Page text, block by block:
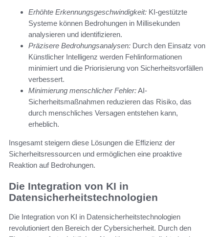
Erhöhte Erkennungsgeschwindigkeit: KI-gestützte
Systeme können Bedrohungen in Millisekunden
analysieren und identifizieren.
Präzisere Bedrohungsanalysen: Durch den Einsatz von
Künstlicher Intelligenz werden Fehlinformationen
minimiert und die Priorisierung von Sicherheitsvorfällen
verbessert.
Minimierung menschlicher Fehler:AI-
Sicherheitsmaßnahmen reduzieren das Risiko, das
durch menschliches Versagen entstehen kann,
erheblich.
Insgesamt steigern diese Lösungen die Effizienz der
Sicherheitsressourcen und ermöglichen eine proaktive
Reaktion auf Bedrohungen.
Die Integration von KI in
Datensicherheitstechnologien
Die Integration von KI in Datensicherheitstechnologien
revolutioniert den Bereich der Cybersicherheit. Durch den